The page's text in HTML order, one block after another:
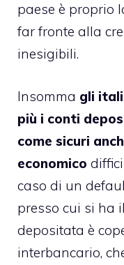
paese è proprio
far fronte alla
inesigibili.
Insomma gli
più i conti
come sicuri
economico
caso di un
presso cui si ha
depositata è
interbancario,